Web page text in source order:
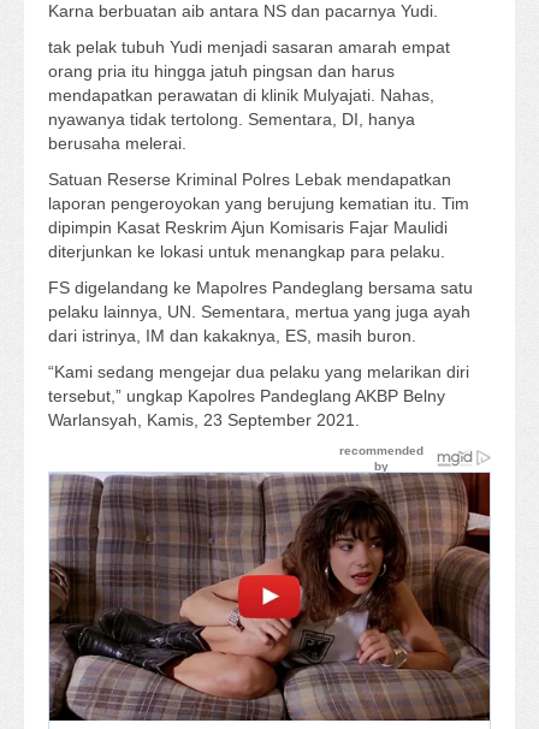
Karna berbuatan aib antara NS dan pacarnya Yudi.
tak pelak tubuh Yudi menjadi sasaran amarah empat
orang pria itu hingga jatuh pingsan dan harus
mendapatkan perawatan di klinik Mulyajati. Nahas,
nyawanya tidak tertolong. Sementara, DI, hanya
berusaha melerai.
Satuan Reserse Kriminal Polres Lebak mendapatkan
laporan pengeroyokan yang berujung kematian itu. Tim
dipimpin Kasat Reskrim Ajun Komisaris Fajar Maulidi
diterjunkan ke lokasi untuk menangkap para pelaku.
FS digelandang ke Mapolres Pandeglang bersama satu
pelaku lainnya, UN. Sementara, mertua yang juga ayah
dari istrinya, IM dan kakaknya, ES, masih buron.
“Kami sedang mengejar dua pelaku yang melarikan diri
tersebut,” ungkap Kapolres Pandeglang AKBP Belny
Warlansyah, Kamis, 23 September 2021.